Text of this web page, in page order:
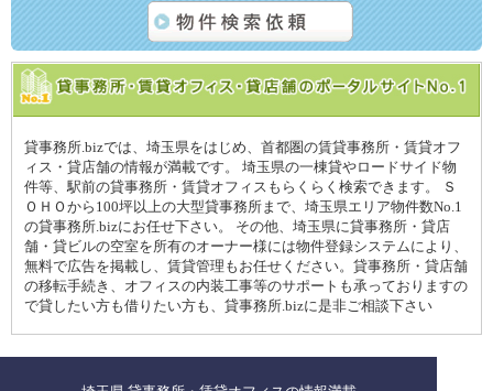
貸事務所.bizでは、埼玉県をはじめ、首都圏の賃貸事務所・賃貸オフ
ィス・貸店舗の情報が満載です。 埼玉県の一棟貸やロードサイド物
件等、駅前の貸事務所・賃貸オフィスもらくらく検索できます。 Ｓ
ＯＨＯから100坪以上の大型貸事務所まで、埼玉県エリア物件数No.1
の貸事務所.bizにお任せ下さい。 その他、埼玉県に貸事務所・貸店
舗・貸ビルの空室を所有のオーナー様には物件登録システムにより、
無料で広告を掲載し、賃貸管理もお任せください。貸事務所・貸店舗
の移転手続き、オフィスの内装工事等のサポートも承っておりますの
で貸したい方も借りたい方も、貸事務所.bizに是非ご相談下さい